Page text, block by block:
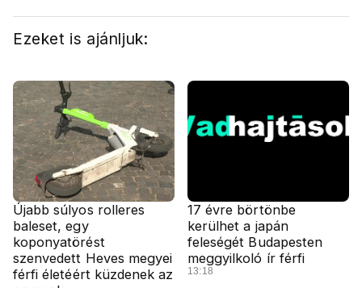
Ezeket is ajánljuk:
Újabb súlyos rolleres
baleset, egy
koponyatörést
szenvedett Heves megyei
férfi életéért küzdenek az
17 évre börtönbe
kerülhet a japán
feleségét Budapesten
meggyilkoló ír férfi
13:18